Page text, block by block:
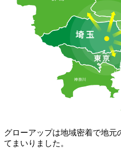
グローアップは地域密着で地元
てまいりました。